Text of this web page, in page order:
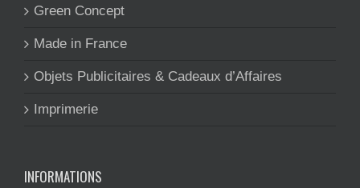
Green Concept
Made in France
Objets Publicitaires & Cadeaux d’Affaires
Imprimerie
INFORMATIONS